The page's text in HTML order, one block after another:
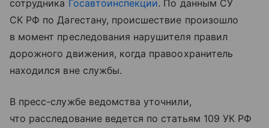
сотрудника Госавтоинспекции. По данным СУ
СК РФ по Дагестану, происшествие произошло
в момент преследования нарушителя правил
дорожного движения, когда правоохранитель
находился вне службы.
В пресс-службе ведомства уточнили,
что расследование ведется по статьям 109 УК РФ